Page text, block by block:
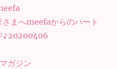
まへmeefaからのハート
♪20200406
ガジン